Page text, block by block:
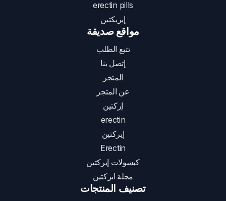
erectin pills
إيريكتين
مواقع صديقة
تتبع الطلب
إتصل بنا
المتجر
عن المتجر
إركتين
erectin
إيركتين
Erectin
كبسولات إيركتين
مجلة ايركتين
تصنيف المنتجات